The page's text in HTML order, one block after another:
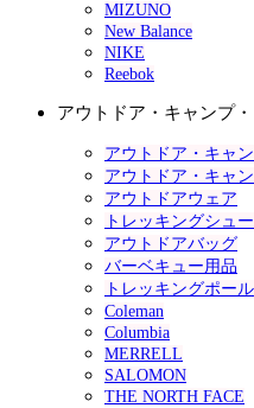
MIZUNO
New Balance
NIKE
Reebok
アウトドア・キャンプ
アウトドア・キャ
アウトドア・キャ
アウトドアウェア
トレッキングシュ
アウトドアバッグ
バーベキュー用品
トレッキングポール
Coleman
Columbia
MERRELL
SALOMON
THE NORTH FACE